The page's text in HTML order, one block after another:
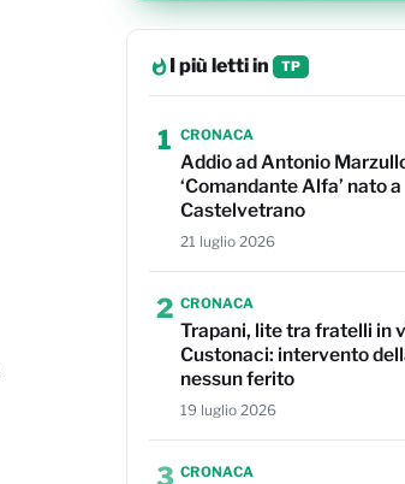
I più letti in TP
1 CRONACA
Addio ad Antonio
‘Comandante Alfa’ nato a
Castelvetrano
21 luglio 2026
2 CRONACA
Trapani, lite tra fratelli in
Custonaci: intervento
nessun ferito
19 luglio 2026
3 CRONACA